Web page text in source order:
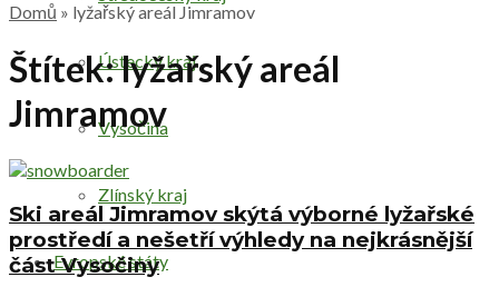
Ústecký kraj
Vysočina
Zlínský kraj
Evropské státy
Domů » lyžařský areál Jimramov
Štítek:lyžařský areál
Jimramov
Ski areál Jimramov skýtá výborné lyžařské
prostředí a nešetří výhledy na nejkrásnější
část Vysočiny